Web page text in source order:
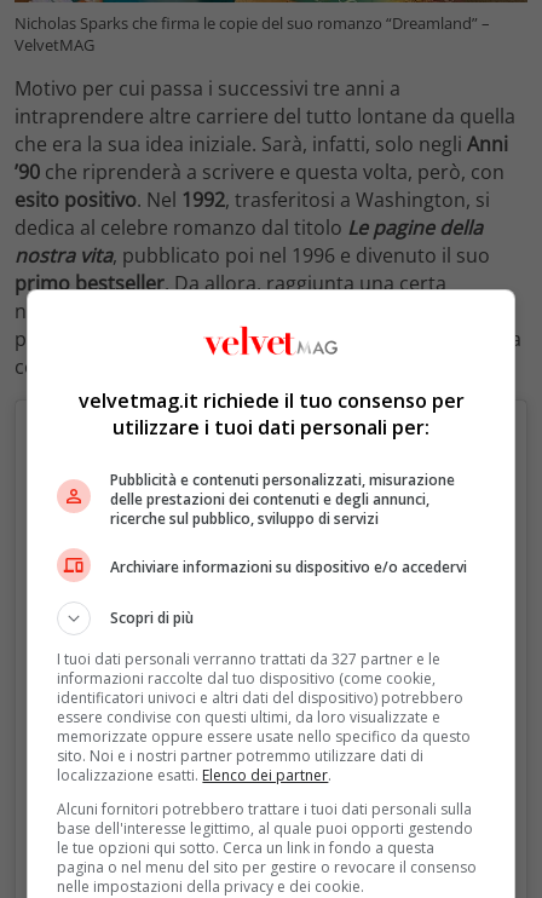
Nicholas Sparks che firma le copie del suo romanzo “Dreamland” –
VelvetMAG
Motivo per cui passa i successivi tre anni a
intraprendere altre carriere del tutto lontane da quella
che era la sua idea iniziale. Sarà, infatti, solo negli Anni
’90 che riprenderà a scrivere e questa volta, però, con
esito positivo. Nel 1992, trasferitosi a Washington, si
dedica al celebre romanzo dal titolo Le pagine della
nostra vita, pubblicato poi nel 1996 e divenuto il suo
primo bestseller. Da allora, raggiunta una certa
notorietà, si dedica alla carriera di scrittore a tempo
pieno collezionando unsuccesso dopo l’altro
. E arriva a
conquistare addirittura il grande schermo.
Visualizza questo post su Instagram
velvetmag.it richiede il tuo consenso per
utilizzare i tuoi dati personali per:
Pubblicità e contenuti personalizzati, misurazione
delle prestazioni dei contenuti e degli annunci,
ricerche sul pubblico, sviluppo di servizi
Archiviare informazioni su dispositivo e/o accedervi
Scopri di più
I tuoi dati personali verranno trattati da 327 partner e le
informazioni raccolte dal tuo dispositivo (come cookie,
identificatori univoci e altri dati del dispositivo) potrebbero
essere condivise con questi ultimi, da loro visualizzate e
memorizzate oppure essere usate nello specifico da questo
sito. Noi e i nostri partner potremmo utilizzare dati di
localizzazione esatti. Elenco dei partner.
Alcuni fornitori potrebbero trattare i tuoi dati personali sulla
base dell'interesse legittimo, al quale puoi opporti gestendo
le tue opzioni qui sotto. Cerca un link in fondo a questa
pagina o nel menu del sito per gestire o revocare il consenso
nelle impostazioni della privacy e dei cookie.